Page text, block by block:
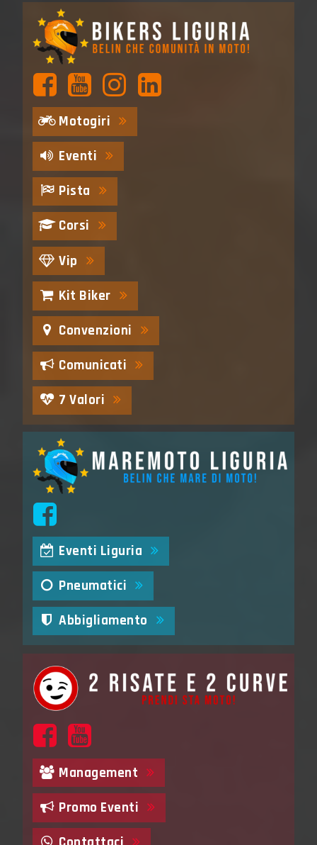
Motogiri
Eventi
Pista
Corsi
Vip
Kit Biker
Convenzioni
Comunicati
7 Valori
Eventi Liguria
Pneumatici
Abbigliamento
Management
Promo Eventi